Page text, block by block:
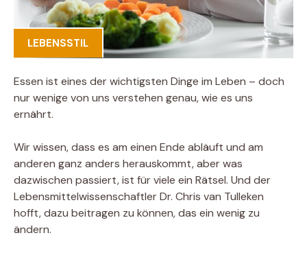
LEBENSSTIL
Essen ist eines der wichtigsten Dinge im Leben – doch
nur wenige von uns verstehen genau, wie es uns
ernährt.
Wir wissen, dass es am einen Ende abläuft und am
anderen ganz anders herauskommt, aber was
dazwischen passiert, ist für viele ein Rätsel. Und der
Lebensmittelwissenschaftler Dr. Chris van Tulleken
hofft, dazu beitragen zu können, das ein wenig zu
ändern.